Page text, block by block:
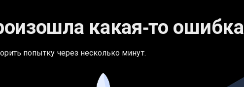
какая‑то ошибка
попытку через несколько минут.